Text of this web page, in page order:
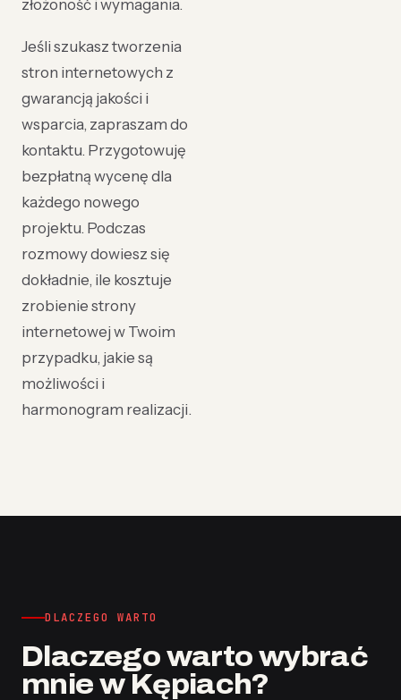
złożoność i wymagania.
Jeśli szukasz tworzenia
stron internetowych z
gwarancją jakości i
wsparcia, zapraszam do
kontaktu. Przygotowuję
bezpłatną wycenę dla
każdego nowego
projektu. Podczas
rozmowy dowiesz się
dokładnie, ile kosztuje
zrobienie strony
internetowej w Twoim
przypadku, jakie są
możliwości i
harmonogram realizacji.
DLACZEGO WARTO
Dlaczego warto wybrać
mnie w Kępiach?